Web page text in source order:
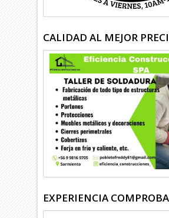
CALIDAD AL MEJOR
EXPERIENCIA